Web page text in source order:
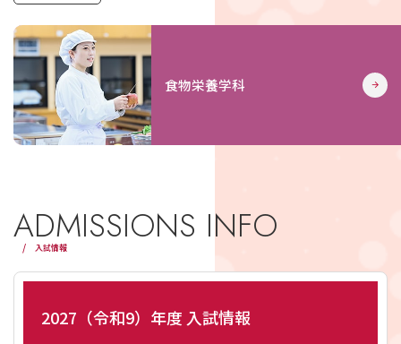
食物栄養学科
ADMISSIONS INFO
入試情報
2027（令和9）年度 入試情報